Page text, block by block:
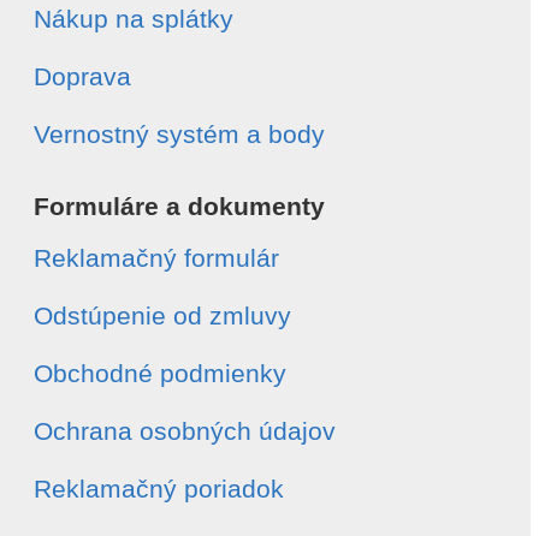
Nákup na splátky
Doprava
Vernostný systém a body
Formuláre a dokumenty
Reklamačný formulár
Odstúpenie od zmluvy
Obchodné podmienky
Ochrana osobných údajov
Reklamačný poriadok